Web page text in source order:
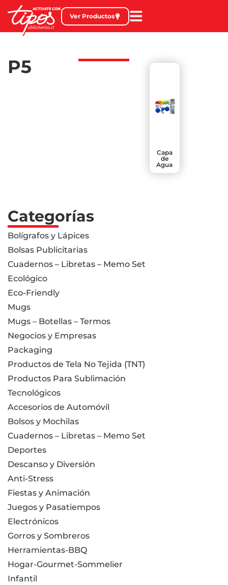
Ver Productos
P5
Capa
de
Agua
Categorías
Bolígrafos y Lápices
Bolsas Publicitarias
Cuadernos – Libretas – Memo Set
Ecológico
Eco-Friendly
Mugs
Mugs – Botellas – Termos
Negocios y Empresas
Packaging
Productos de Tela No Tejida (TNT)
Productos Para Sublimación
Tecnológicos
Accesorios de Automóvil
Bolsos y Mochilas
Cuadernos – Libretas – Memo Set
Deportes
Descanso y Diversión
Anti-Stress
Fiestas y Animación
Juegos y Pasatiempos
Electrónicos
Gorros y Sombreros
Herramientas-BBQ
Hogar-Gourmet-Sommelier
Infantil